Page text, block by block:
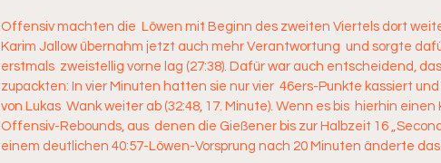
Offensiv machten die  Löwen mit Beginn des zweiten Viertels dort
Karim Jallow übernahm jetzt auch mehr Verantwortung  und sorgte
erstmals  zweistellig vorne lag (27:38). Dafür war auch entscheidend,
zupackten: In vier Minuten hatten sie nur vier  46ers-Punkte kassiert
von Lukas  Wank weiter ab (32:48, 17. Minute). Wenn es bis  hierhin
Offensiv-Rebounds, aus  denen die Gießener bis zur Halbzeit 16
einem deutlichen 40:57-Löwen-Vorsprung nach 20 Minuten änderte